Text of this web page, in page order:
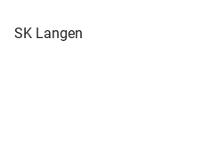
SK Langen